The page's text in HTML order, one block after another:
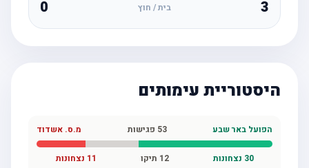
בית / חוץ
היסטוריית עימותים
הפועל באר שבע 53פגישות מ.ס. אשדוד
30נצחונות 12תיקו נצחונות